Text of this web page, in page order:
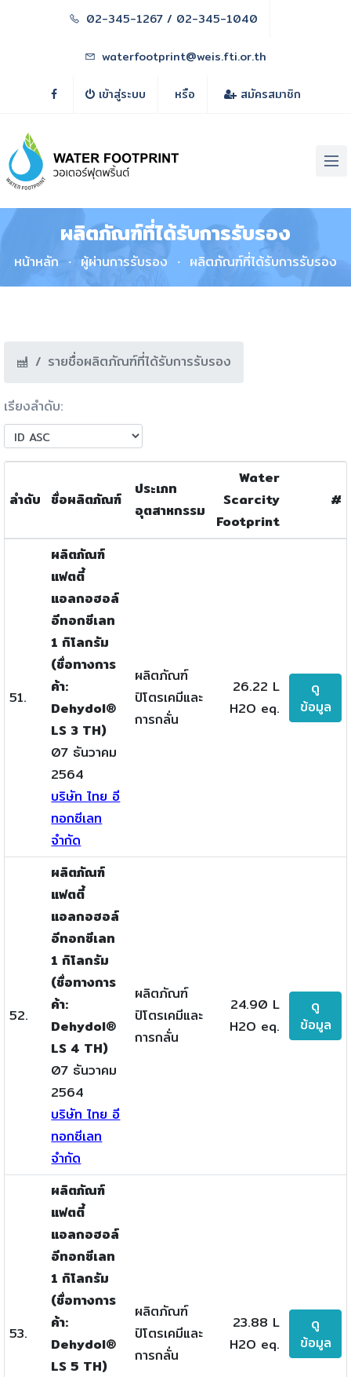
02-345-1267 / 02-345-1040
waterfootprint@weis.fti.or.th
เข้าสู่ระบบ หรือ สมัครสมาชิก
ผลิตภัณฑ์ที่ได้รับการรับรอง
หน้าหลัก ผู้ผ่านการรับรอง ผลิตภัณฑ์ที่ได้รับการรับรอง
รายชื่อผลิตภัณฑ์ที่ได้รับการรับรอง
เรียงลำดับ:
ลำดับ ชื่อผลิตภัณฑ์
ประเภท
อุตสาหกรรม
Water
Scarcity
Footprint
#
51.
ผลิตภัณฑ์
แฟตตี้
แอลกอฮอล์
อีทอกซีเลท
1 กิโลกรัม
(ชื่อทางการ
ค้า:
Dehydol®
LS 3 TH)
07 ธันวาคม
2564
บริษัท ไทย อี
ทอกซีเลท
จำกัด
ผลิตภัณฑ์
ปิโตรเคมีและ
การกลั่น
26.22 L
H2O eq.
ดู
ข้อมูล
52.
ผลิตภัณฑ์
แฟตตี้
แอลกอฮอล์
อีทอกซีเลท
1 กิโลกรัม
(ชื่อทางการ
ค้า:
Dehydol®
LS 4 TH)
07 ธันวาคม
2564
บริษัท ไทย อี
ทอกซีเลท
จำกัด
ผลิตภัณฑ์
ปิโตรเคมีและ
การกลั่น
24.90 L
H2O eq.
ดู
ข้อมูล
53.
ผลิตภัณฑ์
แฟตตี้
แอลกอฮอล์
อีทอกซีเลท
1 กิโลกรัม
(ชื่อทางการ
ค้า:
Dehydol®
LS 5 TH)
ผลิตภัณฑ์
ปิโตรเคมีและ
การกลั่น
23.88 L
H2O eq.
ดู
ข้อมูล